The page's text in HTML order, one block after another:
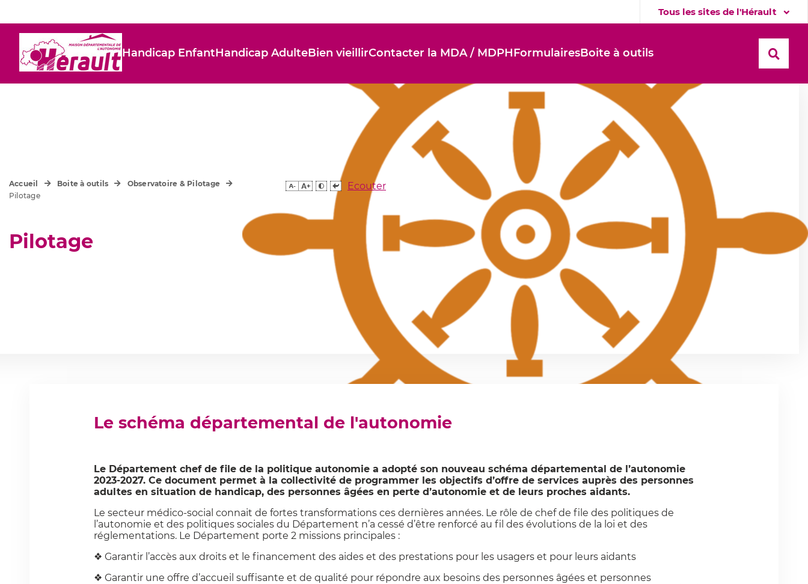
Tous les sites de l'Hérault
Handicap EnfantHandicap AdulteBien vieillirContacter la MDA / MDPHFormulairesBoite à outils
Pilotage
Accueil Boite à outils
Observatoire & Pilotage
Pilotage
Ecouter
Le schéma départemental de l'autonomie
Le Département chef de file de la politique autonomie a adopté son nouveau schéma départemental de l’autonomie
2023-2027. Ce document permet à la collectivité de programmer les objectifs d’offre de services auprès des personnes
adultes en situation de handicap, des personnes âgées en perte d’autonomie et de leurs proches aidants.
Le secteur médico-social connait de fortes transformations ces dernières années. Le rôle de chef de file des politiques de
l’autonomie et des politiques sociales du Département n’a cessé d’être renforcé au fil des évolutions de la loi et des
réglementations. Le Département porte 2 missions principales :
❖ Garantir l’accès aux droits et le financement des aides et des prestations pour les usagers et pour leurs aidants
❖ Garantir une offre d’accueil suffisante et de qualité pour répondre aux besoins des personnes âgées et personnes